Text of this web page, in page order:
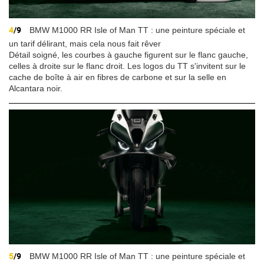
4/9
BMW M1000 RR Isle of Man TT : une peinture spéciale et
un tarif délirant, mais cela nous fait rêver
Détail soigné, les courbes à gauche figurent sur le flanc gauche,
celles à droite sur le flanc droit. Les logos du TT s'invitent sur le
cache de boîte à air en fibres de carbone et sur la selle en
Alcantara noir.
5/9
BMW M1000 RR Isle of Man TT : une peinture spéciale et